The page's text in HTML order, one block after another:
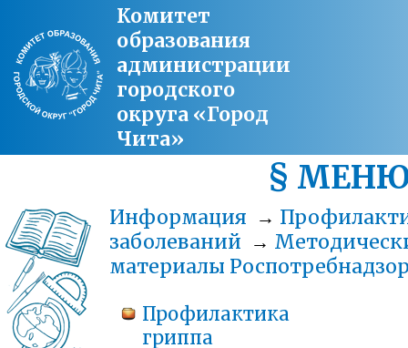
Комитет
образования
администрации
городского
округа «Город
Чита»
§
Информация →
заболеваний →
материалы
Профилактика
гриппа